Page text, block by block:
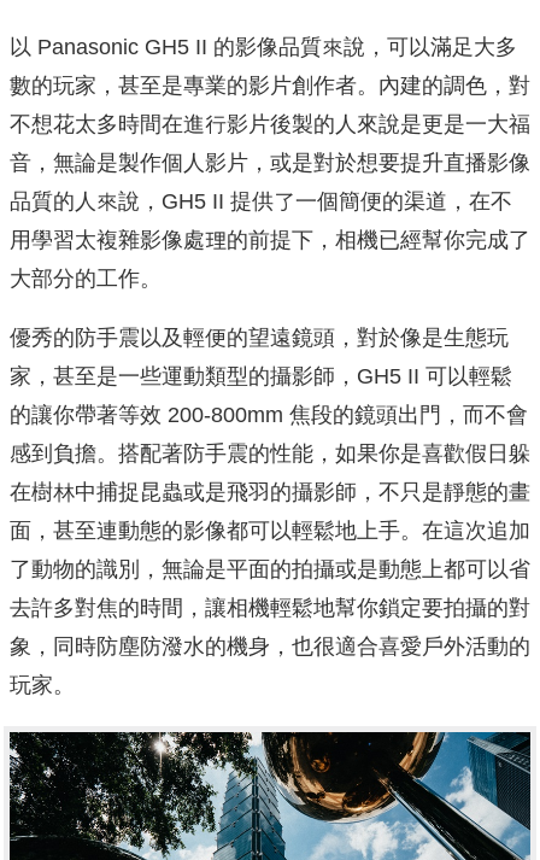
以 Panasonic GH5 II 的影像品質來說，可以滿足⼤多
數的玩家，甚至是專業的影片創作者。內建的調色，對
不想花太多時間在進行影片後製的⼈來說是更是⼀大福
音，無論是製作個人影片，或是對於想要提升直播影像
品質的人來說，GH5 II 提供了⼀個簡便的渠道，在不
⽤學習太複雜影像處理的前提下，相機已經幫你完成了
大部分的⼯作。
優秀的防手震以及輕便的望遠鏡頭，對於像是⽣態玩
家，甚⾄是⼀些運動類型的攝影師，GH5 II 可以輕鬆
的讓你帶著等效 200-800mm 焦段的鏡頭出門，⽽不會
感到負擔。搭配著防手震的性能，如果你是喜歡假日躲
在樹林中捕捉昆蟲或是⾶羽的攝影師，不只是靜態的畫
面，甚⾄連動態的影像都可以輕鬆地上手。在這次追加
了動物的識別，無論是平⾯的拍攝或是動態上都可以省
去許多對焦的時間，讓相機輕鬆地幫你鎖定要拍攝的對
象，同時防塵防潑⽔的機身，也很適合喜愛⼾外活動的
玩家。